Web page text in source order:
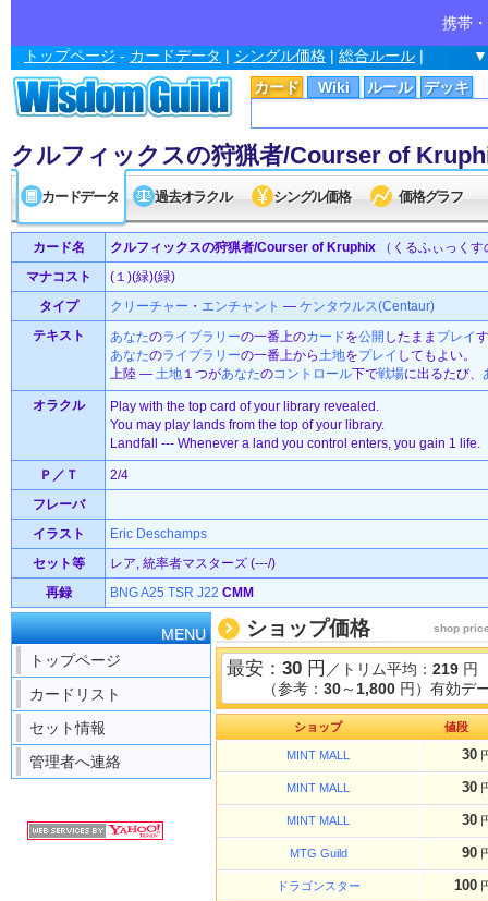
携帯
カード Wiki ルール デッキ
トップページ - カードデータ | シングル価格 | 総合ルール |
クルフィックスの狩猟者/Courser of
カードデータ 過去オラクル シングル価格 価格グラフ
カード名 クルフィックスの狩猟者/Courser of Kruphix （くるふぃっく
マナコスト
(１)(緑)(緑)
タイプ
クリーチャー ・ エンチャント — ケンタウルス(Centaur)
テキスト
あなたのライブラリーの一番上のカードを公開 したまま プレイ
あなたのライブラリーの一番上から土地をプレイ してもよい。
上陸 ― 土地 １つがあなたのコントロール下で戦場に出るたび、
オラクル
Play with the top card of your library revealed.
You may play lands from the top of your library.
Landfall --- Whenever a land you control enters, you gain 1 life.
Ｐ／Ｔ
2/4
フレーバ
イラスト
Eric Deschamps
セット等
レア, 統率者マスターズ (---/)
再録
BNGA25 TSR J22 CMM
MENU
トップページ
カードリスト
セット情報
管理者へ連絡
ショップ価格 shop
最安： 30 円 ／トリム平均： 219 円
（参考： 30～ 1,800 円）有効デ
ショップ 値段
MINT MALL 30
MINT MALL 30
MINT MALL 30
MTG Guild 90
ドラゴンスター 100